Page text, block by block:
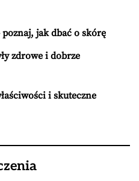
jak dbać o skórę
zdrowe i dobrze
i skuteczne